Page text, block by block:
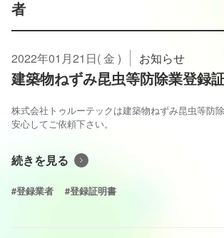
者
2022年01月21日( 金 ) お知らせ
建築物ねずみ昆虫等防除業登録
株式会社トゥルーテックは建築物ねずみ昆虫等防除
安心してご依頼下さい。
続きを見る
#登録業者 #登録証明書